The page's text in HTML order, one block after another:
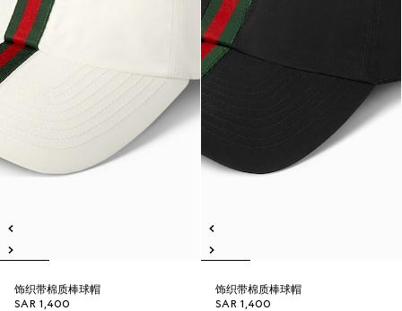
饰织带棉质棒球帽
SAR 1,400
饰织带棉质棒球帽
SAR 1,400